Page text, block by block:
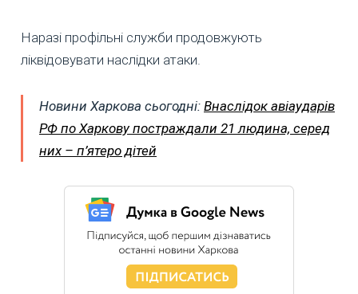
Наразі профільні служби продовжують
ліквідовувати наслідки атаки.
Новини Харкова сьогодні: Внаслідок авіаударів
РФ по Харкову постраждали 21 людина, серед
них – п’ятеро дітей